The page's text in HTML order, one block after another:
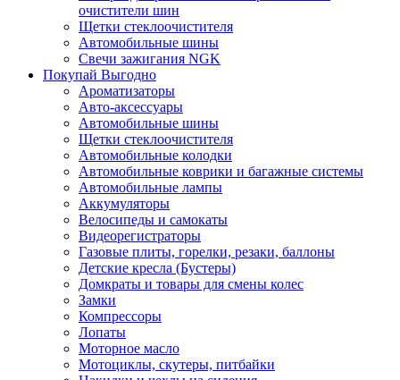
очистители шин
Щетки стеклоочистителя
Автомобильные шины
Свечи зажигания NGK
Покупай Выгодно
Ароматизаторы
Авто-аксессуары
Автомобильные шины
Щетки стеклоочистителя
Автомобильные колодки
Автомобильные коврики и багажные системы
Автомобильные лампы
Аккумуляторы
Велосипеды и самокаты
Видеорегистраторы
Газовые плиты, горелки, резаки, баллоны
Детские кресла (Бустеры)
Домкраты и товары для смены колес
Замки
Компрессоры
Лопаты
Моторное масло
Мотоциклы, скутеры, питбайки